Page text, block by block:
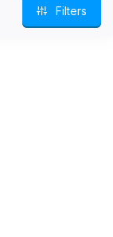
Filters